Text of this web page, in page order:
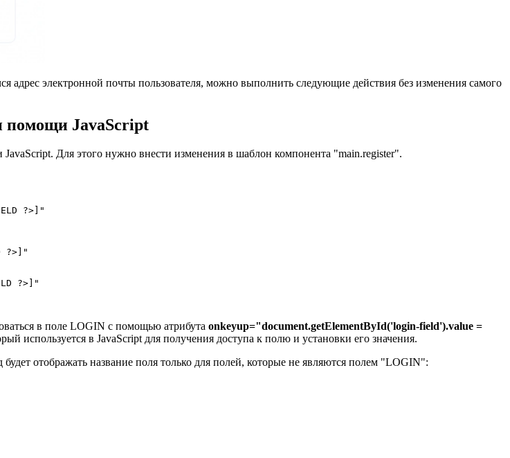
адрес электронной почты пользователя, можно выполнить следующие действия без изменения самого
помощи JavaScript
Для этого нужно внести изменения в шаблон компонента "main.register".
?>]"
?>]"
?>]"
в поле LOGIN с помощью атрибута onkeyup="document.getElementById('login-field').value =
используется в JavaScript для получения доступа к полю и установки его значения.
отображать название поля только для полей, которые не являются полем "LOGIN":